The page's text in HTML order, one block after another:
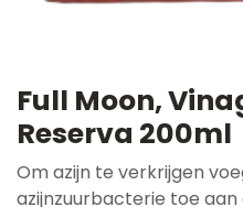
Full Moon,
Reserva 200ml
Om azijn te verkrijgen
azijnzuurbacterie toe